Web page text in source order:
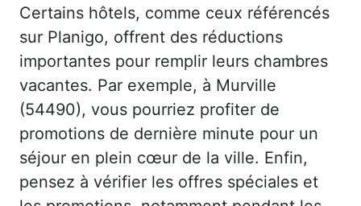
Certains hôtels, comme ceux référencés
sur Planigo, offrent des réductions
importantes pour remplir leurs chambres
vacantes. Par exemple, à Murville
(54490), vous pourriez profiter de
promotions de dernière minute pour un
séjour en plein cœur de la ville. Enfin,
pensez à vérifier les offres spéciales et